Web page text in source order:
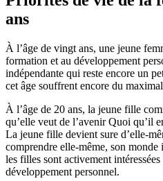
ans
À l’âge de vingt ans, une jeune
formation et au développement
indépendante qui reste encore un
cet âge souffrent encore du
À l’âge de 20 ans, la jeune fille
qu’elle veut de l’avenir Quoi qu’il
La jeune fille devient sure d’elle-
comprendre elle-même, son monde
les filles sont activement
développement personnel.